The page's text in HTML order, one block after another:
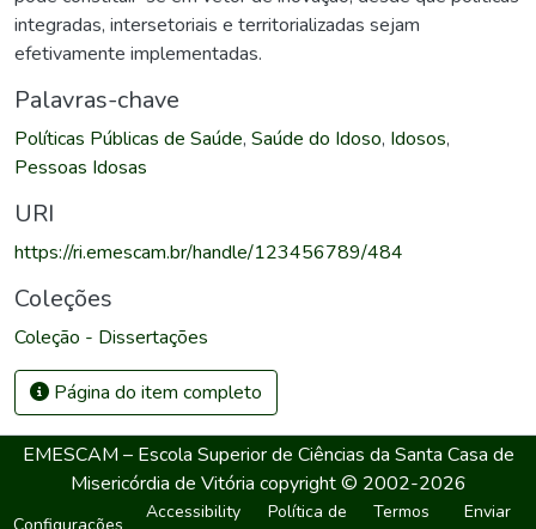
integradas, intersetoriais e territorializadas sejam
efetivamente implementadas.
Palavras-chave
Políticas Públicas de Saúde, Saúde do Idoso, Idosos,
Pessoas Idosas
URI
https://ri.emescam.br/handle/123456789/484
Coleções
Coleção - Dissertações
Página do item completo
EMESCAM – Escola Superior de Ciências da Santa Casa de
Misericórdia de Vitória copyright © 2002-2026
Configurações
Accessibility
Política de
Termos
Enviar